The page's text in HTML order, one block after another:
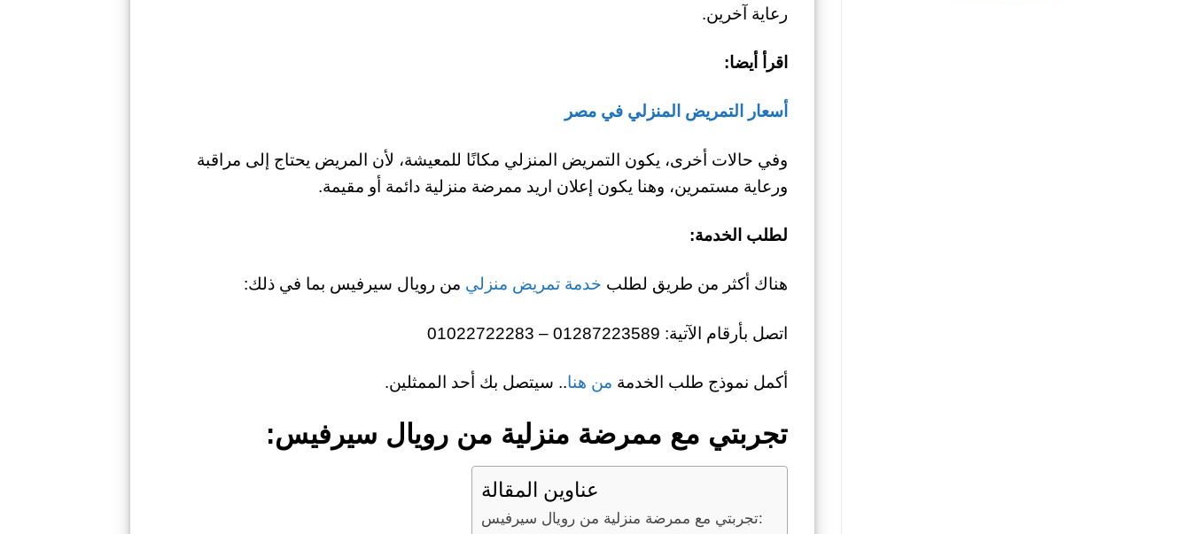
رعاية آخرين.
اقرأ أيضا:
أسعار التمريض المنزلي في مصر
وفي حالات أخرى، يكون التمريض المنزلي مكانًا للمعيشة، لأن المريض يحتاج إلى مراقبة
ورعاية مستمرين، وهنا يكون إعلان اريد ممرضة منزلية دائمة أو مقيمة.
لطلب الخدمة:
هناك أكثر من طريق لطلب خدمة تمريض منزلي من رويال سيرفيس بما في ذلك:
اتصل بأرقام الآتية: 01287223589 – 01022722283
أكمل نموذج طلب الخدمة من هنا.. سيتصل بك أحد الممثلين.
تجربتي مع ممرضة منزلية من رويال سيرفيس:
عناوين المقالة
تجربتي مع ممرضة منزلية من رويال سيرفيس: